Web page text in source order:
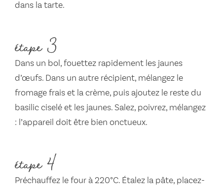
dans la tarte.
étape 3
Dans un bol, fouettez rapidement les jaunes
d’œufs. Dans un autre récipient, mélangez le
fromage frais et la crème, puis ajoutez le reste du
basilic ciselé et les jaunes. Salez, poivrez, mélangez
: l’appareil doit être bien onctueux.
étape 4
Préchauffez le four à 220°C. Étalez la pâte, placez-